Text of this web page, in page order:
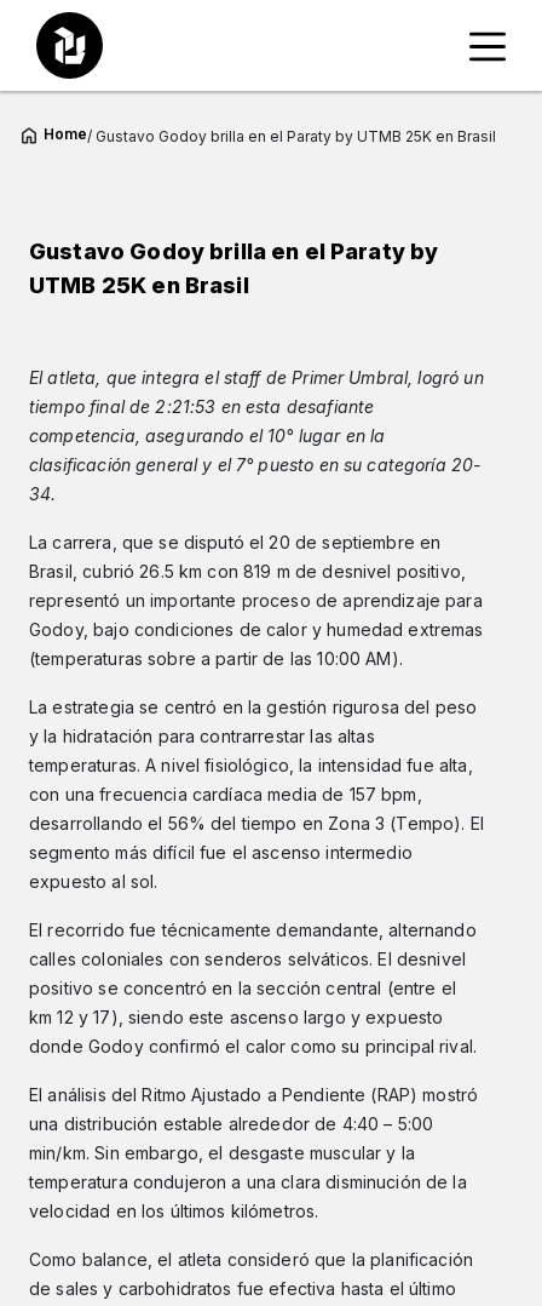
Home/ Gustavo Godoy brilla en el Paraty by UTMB 25K en Brasil
Gustavo Godoy brilla en el Paraty by
UTMB 25K en Brasil
El atleta, que integra el staff de Primer Umbral, logró un
tiempo final de 2:21:53 en esta desafiante
competencia, asegurando el 10° lugar en la
clasificación general y el 7° puesto en su categoría 20-
34.
La carrera, que se disputó el 20 de septiembre en
Brasil, cubrió 26.5 km con 819 m de desnivel positivo,
representó un importante proceso de aprendizaje para
Godoy, bajo condiciones de calor y humedad extremas
(temperaturas sobre a partir de las 10:00 AM).
La estrategia se centró en la gestión rigurosa del peso
y la hidratación para contrarrestar las altas
temperaturas. A nivel fisiológico, la intensidad fue alta,
con una frecuencia cardíaca media de 157 bpm,
desarrollando el 56% del tiempo en Zona 3 (Tempo). El
segmento más difícil fue el ascenso intermedio
expuesto al sol.
El recorrido fue técnicamente demandante, alternando
calles coloniales con senderos selváticos. El desnivel
positivo se concentró en la sección central (entre el
km 12 y 17), siendo este ascenso largo y expuesto
donde Godoy confirmó el calor como su principal rival.
El análisis del Ritmo Ajustado a Pendiente (RAP) mostró
una distribución estable alrededor de 4:40 – 5:00
min/km. Sin embargo, el desgaste muscular y la
temperatura condujeron a una clara disminución de la
velocidad en los últimos kilómetros.
Como balance, el atleta consideró que la planificación
de sales y carbohidratos fue efectiva hasta el último